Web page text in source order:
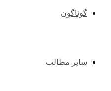
گوناگون
سایر مطالب